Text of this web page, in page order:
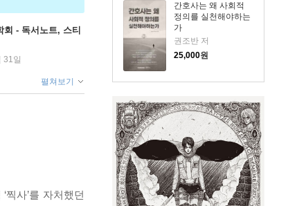
간호사는 왜 사회적
정의를 실천해야하는
가
권조반 저
25,000원
- 독서노트, 스티
31일
펼쳐보기
사’를 자처했던